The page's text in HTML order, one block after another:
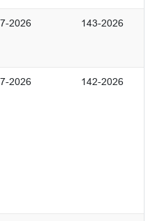
2026 143-2026
2026 142-2026